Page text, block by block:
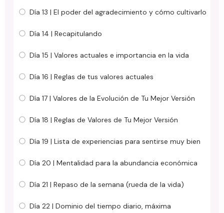
Día 13 | El poder del agradecimiento y cómo cultivarlo
Día 14 | Recapitulando
Día 15 | Valores actuales e importancia en la vida
Día 16 | Reglas de tus valores actuales
Día 17 | Valores de la Evolución de Tu Mejor Versión
Día 18 | Reglas de Valores de Tu Mejor Versión
Día 19 | Lista de experiencias para sentirse muy bien
Día 20 | Mentalidad para la abundancia económica
Día 21 | Repaso de la semana (rueda de la vida)
Día 22 | Dominio del tiempo diario, máxima